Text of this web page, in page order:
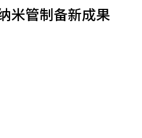
米管制备新成果